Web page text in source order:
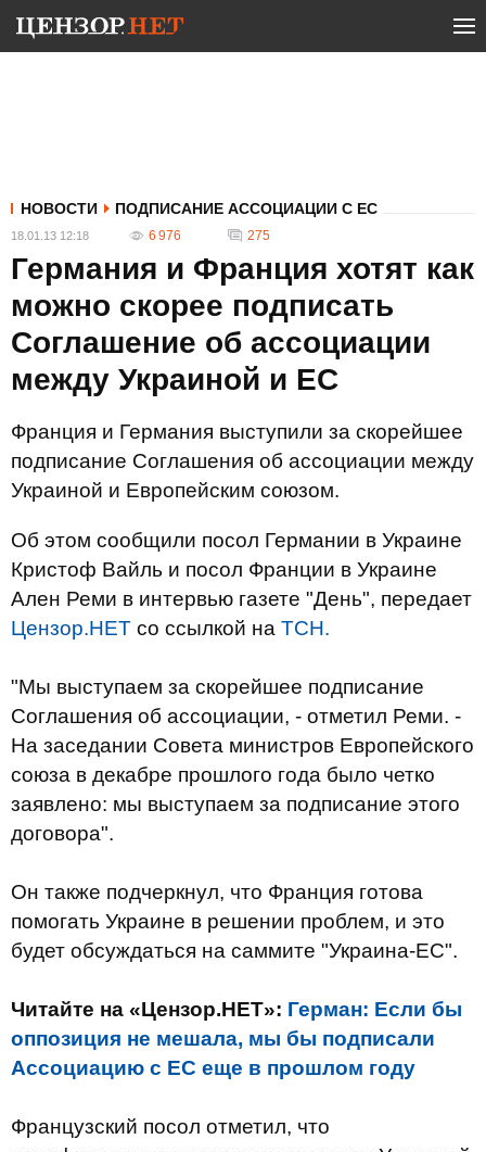
НОВОСТИ ПОДПИСАНИЕ АССОЦИАЦИИ С ЕС
18.01.13 12:18 6 976 275
Германия и Франция хотят как
можно скорее подписать
Соглашение об ассоциации
между Украиной и ЕС
Франция и Германия выступили за скорейшее
подписание Соглашения об ассоциации между
Украиной и Европейским союзом.
Об этом сообщили посол Германии в Украине
Кристоф Вайль и посол Франции в Украине
Ален Реми в интервью газете "День", передает
Цензор.НЕТ со ссылкой на ТСН.
"Мы выступаем за скорейшее подписание
Соглашения об ассоциации, - отметил Реми. -
На заседании Совета министров Европейского
союза в декабре прошлого года было четко
заявлено: мы выступаем за подписание этого
договора".
Он также подчеркнул, что Франция готова
помогать Украине в решении проблем, и это
будет обсуждаться на саммите "Украина-ЕС".
Читайте на «Цензор.НЕТ»: Герман: Если бы
оппозиция не мешала, мы бы подписали
Ассоциацию с ЕС еще в прошлом году
Французский посол отметил, что